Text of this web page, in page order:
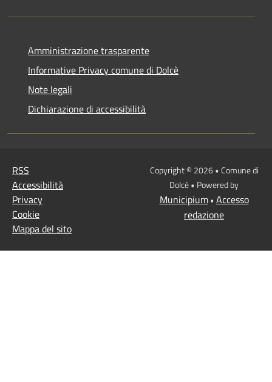
Amministrazione trasparente
Informative Privacy comune di Dolcè
Note legali
Dichiarazione di accessibilità
RSS
Accessibilità
Privacy
Cookie
Mappa del sito
Copyright © 2026 • Comune di
Dolcè • Powered by
Municipium• Accesso
redazione